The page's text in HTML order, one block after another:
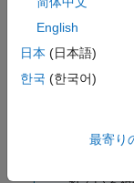
[新規プロット]
メモ
English
日本 (日本語)
한국 (한국어)
最寄り